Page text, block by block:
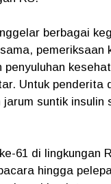
berbagai
pemeriksaan
penyuluhan
Untuk penderita
jarum suntik insulin
61 di lingkungan
hingga